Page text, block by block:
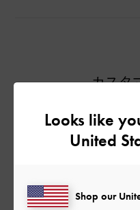
カスタ
Let us
Looks like
United
Shop our